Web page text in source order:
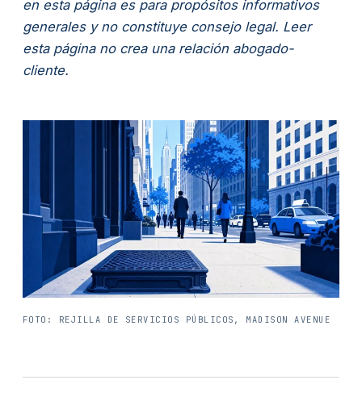
en esta página es para propósitos informativos
generales y no constituye consejo legal. Leer
esta página no crea una relación abogado-
cliente.
FOTO: REJILLA DE SERVICIOS PÚBLICOS, MADISON AVENUE